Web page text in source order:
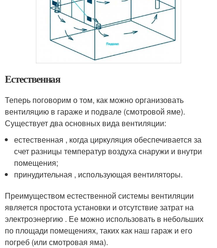
Естественная
Теперь поговорим о том, как можно организовать
вентиляцию в гараже и подвале (смотровой яме).
Существует два основных вида вентиляции:
естественная , когда циркуляция обеспечивается за
счет разницы температур воздуха снаружи и внутри
помещения;
принудительная , использующая вентиляторы.
Преимуществом естественной системы вентиляции
является простота установки и отсутствие затрат на
электроэнергию . Ее можно использовать в небольших
по площади помещениях, таких как наш гараж и его
погреб (или смотровая яма).